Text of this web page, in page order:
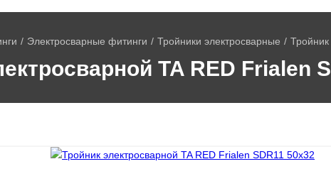
Электросварные фитинги Тройники электросварные Тройник
TA RED Frialen